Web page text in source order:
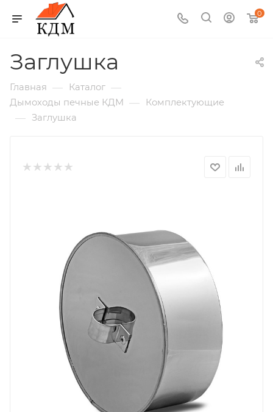
0
Заглушка
Главная — Каталог —
Дымоходы печные КДМ — Комплектующие
— Заглушка